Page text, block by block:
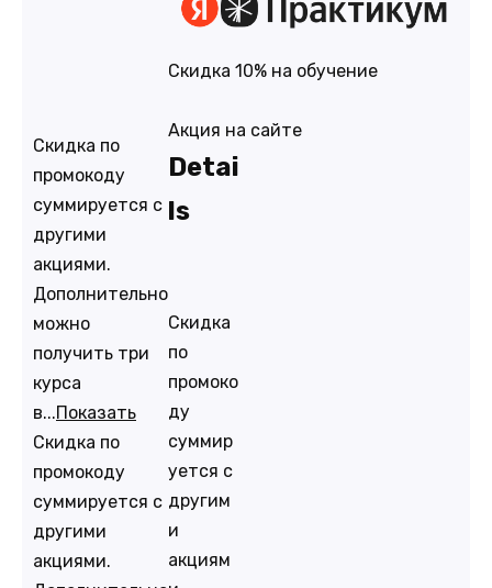
Скидка по
промокоду
суммируется с
другими
акциями.
Дополнительно
можно
получить три
курса
в...Показать
Скидка по
промокоду
суммируется с
другими
акциями.
Скидка 10% на обучение
Акция на сайте
Detai
ls
Скидка
по
промоко
ду
суммир
уется с
другим
и
акциям